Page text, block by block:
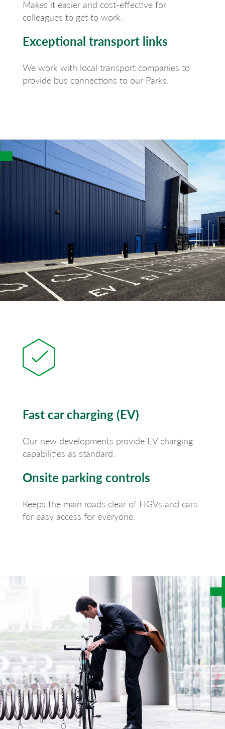
Makes it easier and cost-effective for
colleagues to get to work.
Exceptional transport links
We work with local transport companies to
provide bus connections to our Parks.
Fast car charging (EV)
Our new developments provide EV charging
capabilities as standard.
Onsite parking controls
Keeps the main roads clear of HGVs and cars
for easy access for everyone.